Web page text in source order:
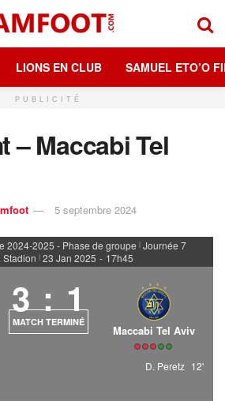
LIONS EN CLUB SAMUEL ETO’O
PUBLICITÉ
– Maccabi Tel
5 septembre 2024
2024-2025 - Phase de groupe | Journée 7
Stadion | 23 Jan 2025 - 17h45
3 : 1
MATCH TERMINÉ
Maccabi Tel Aviv
D. Peretz 12'